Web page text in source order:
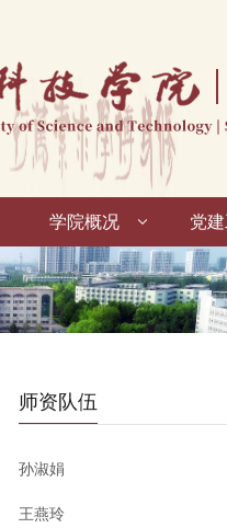
学院概况 党
师资队伍
孙淑娟
王燕玲